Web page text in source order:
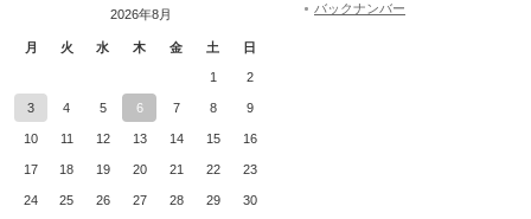
2026年8月
月 火 水 木 金 土 日
1 2
3 4 5 6 7 8 9
10 11 12 13 14 15 16
17 18 19 20 21 22 23
24 25 26 27 28 29 30
バックナンバー